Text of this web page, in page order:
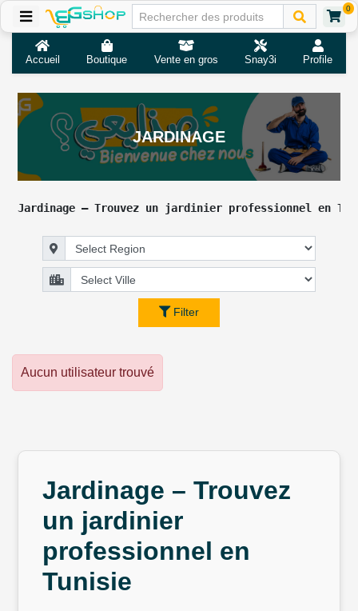
0
Accueil Boutique Vente en gros Snay3i Profile
JARDINAGE
Jardinage – Trouvez un jardinier professionnel en
Filter
Aucun utilisateur trouvé
Jardinage – Trouvez
un jardinier
professionnel en
Tunisie